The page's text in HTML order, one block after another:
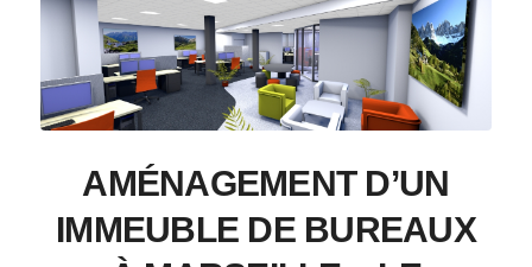
AMÉNAGEMENT D’UN
IMMEUBLE DE BUREAUX